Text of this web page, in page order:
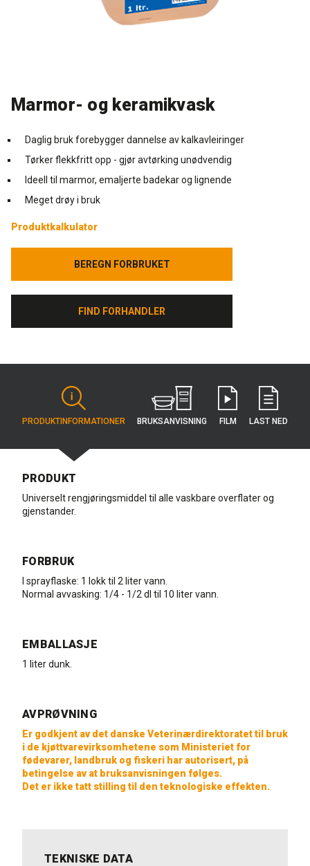
Rense- pleiemidler
Trinnlydsmembran
Spesialprodukter
Last ned
Kurs for proff'en
Last ned
EN
Marmor- og keramikvask
Daglig bruk forebygger dannelse av kalkavleiringer
Tørker flekkfritt opp - gjør avtørking unødvendig
Ideell til marmor, emaljerte badekar og lignende
Meget drøy i bruk
Produktkalkulator
BEREGN FORBRUKET
BEREGN FORBRUKET
FIND FORHANDLER
FIND FORHANDLER
PRODUKT­INFORMATIONER BRUKS­ANVISNING FILM LAST NED
PRODUKT
Universelt rengjøringsmiddel til alle vaskbare overflater og
gjenstander.
FORBRUK
I sprayflaske: 1 lokk til 2 liter vann.
Normal avvasking: 1/4 - 1/2 dl til 10 liter vann.
EMBALLASJE
1 liter dunk.
AVPRØVNING
Er godkjent av det danske Veterinærdirektoratet til bruk
i de kjøttvarevirksomhetene som Ministeriet for
fødevarer, landbruk og fiskeri har autorisert, på
betingelse av at bruksanvisningen følges.
Det er ikke tatt stilling til den teknologiske effekten.
TEKNISKE DATA